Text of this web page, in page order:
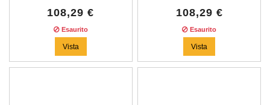
108,29 €
Esaurito
Vista
108,29 €
Esaurito
Vista